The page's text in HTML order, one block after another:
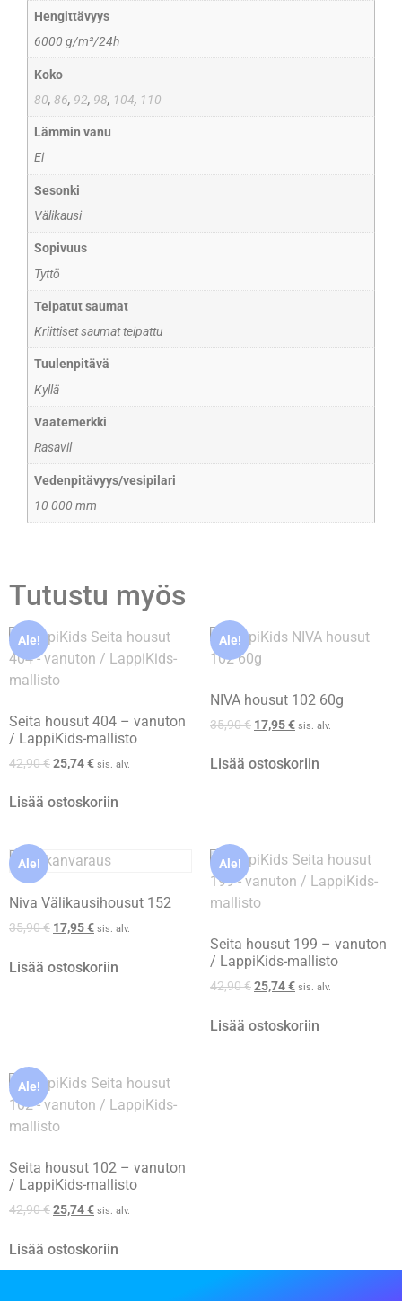
Hengittävyys
6000 g/m²/24h
Koko
80,86, 92, 98, 104, 110
Lämmin vanu
Ei
Sesonki
Välikausi
Sopivuus
Tyttö
Teipatut saumat
Kriittiset saumat teipattu
Tuulenpitävä
Kyllä
Vaatemerkki
Rasavil
Vedenpitävyys/vesipilari
10 000 mm
Tutustu myös
Ale!
Seita housut 404 – vanuton
/ LappiKids-mallisto
42,90€25,74€ sis. alv.
Lisää ostoskoriin
Ale!
NIVA housut 102 60g
35,90€ 17,95€ sis. alv.
Lisää ostoskoriin
Ale!
Niva Välikausihousut 152
35,90€ 17,95€ sis. alv.
Lisää ostoskoriin
Ale!
Seita housut 199 – vanuton
/ LappiKids-mallisto
42,90€25,74€ sis. alv.
Lisää ostoskoriin
Ale!
Seita housut 102 – vanuton
/ LappiKids-mallisto
42,90€25,74€ sis. alv.
Lisää ostoskoriin